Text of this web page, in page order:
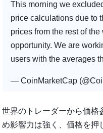
This morning we
price calculations due to
prices from the rest of
opportunity. We are
users with the averages
— CoinMarketCap
世界のトレーダーから価格
め影響力は強く、価格を押